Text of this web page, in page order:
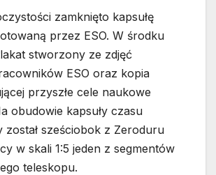
zamknięto kapsułę
przez ESO. W środku
stworzony ze zdjęć
ESO oraz kopia
przyszłe cele naukowe
obudowie kapsuły czasu
został sześciobok z Zeroduru
w skali 1:5 jeden z segmentów
teleskopu.